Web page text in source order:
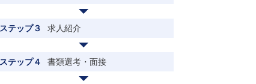
ステップ３ 求人紹介
ステップ４ 書類選考・面接